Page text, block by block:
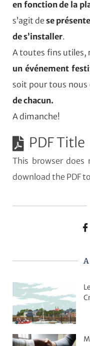
en fonction de la
s’agit de se
de s’installer.
A toutes fins utiles,
un événement
soit pour tous
de chacun.
A dimanche!
PDF Title
This browser does
download the PDF